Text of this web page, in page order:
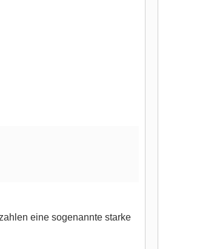
eine sogenannte starke